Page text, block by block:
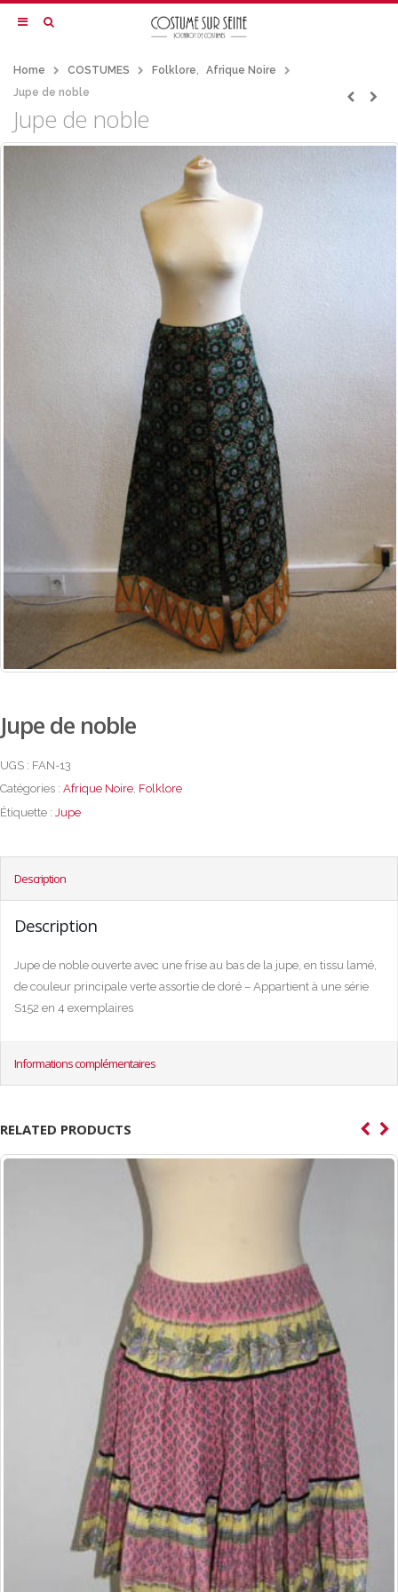
Home COSTUMES Folklore,
Afrique Noire
Jupe de noble
Jupe de noble
Jupe de noble
UGS : FAN-13
Catégories : Afrique Noire, Folklore
Étiquette : Jupe
Description
Description
Jupe de noble ouverte avec une frise au bas de la jupe, en tissu lamé,
de couleur principale verte assortie de doré – Appartient à une série
S152 en 4 exemplaires
Informations complémentaires
RELATED PRODUCTS